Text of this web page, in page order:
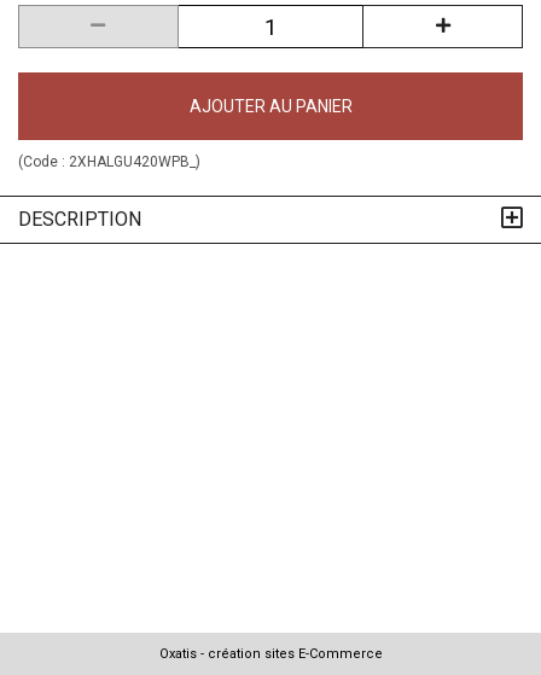
AJOUTER AU PANIER
(Code : 2XHALGU420WPB_ )
DESCRIPTION
Oxatis - création sites E-Commerce